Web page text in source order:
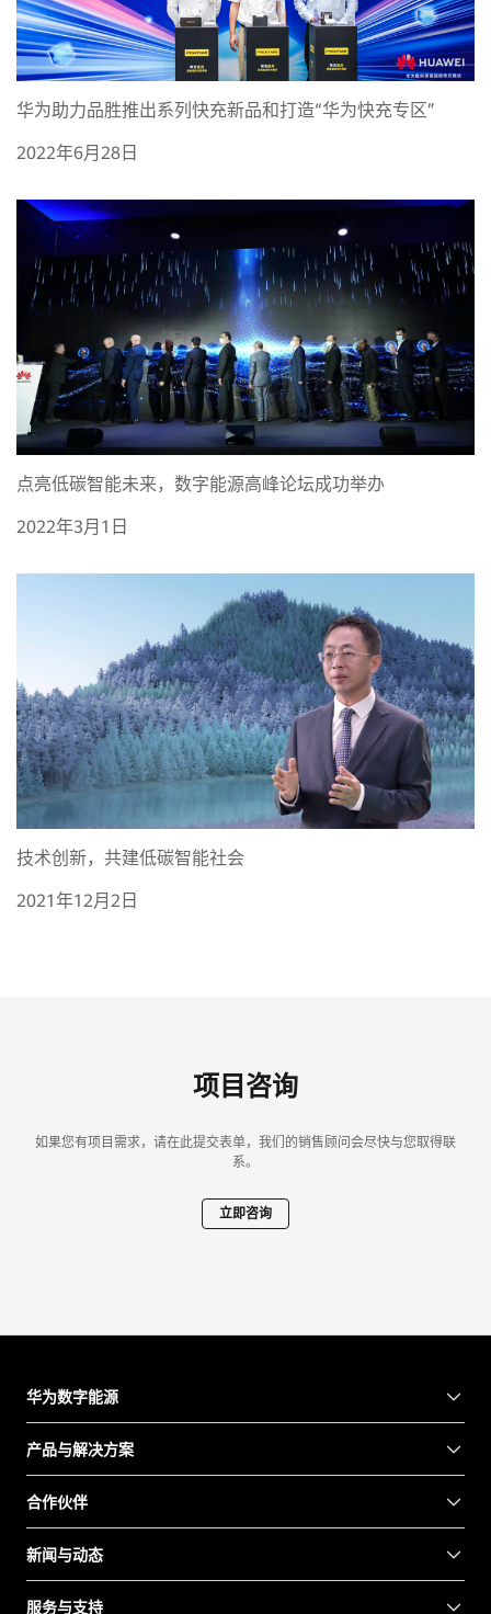
华为助力品胜推出系列快充新品和打造“华为快充专区”
2022年6月28日
点亮低碳智能未来，数字能源高峰论坛成功举办
2022年3月1日
技术创新，共建低碳智能社会
2021年12月2日
项目咨询
如果您有项目需求，请在此提交表单，我们的销售顾问会尽快与您取得联
系。
立即咨询
华为数字能源
产品与解决方案
合作伙伴
新闻与动态
服务与支持